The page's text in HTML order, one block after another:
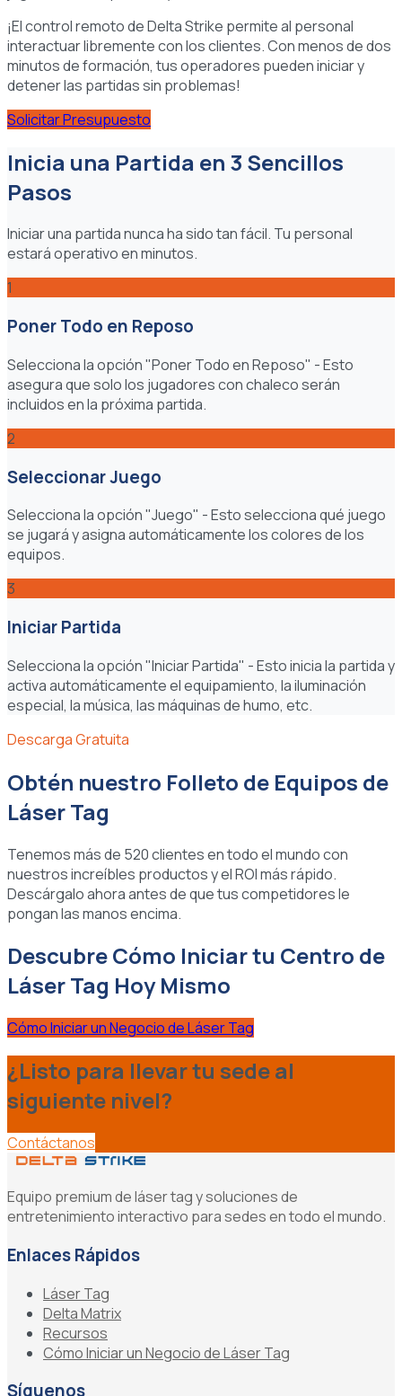
¡El control remoto de Delta Strike permite al personal
interactuar libremente con los clientes. Con menos de dos
minutos de formación, tus operadores pueden iniciar y
detener las partidas sin problemas!
Solicitar Presupuesto
Inicia una Partida en 3 Sencillos
Pasos
Iniciar una partida nunca ha sido tan fácil. Tu personal
estará operativo en minutos.
1
Poner Todo en Reposo
Selecciona la opción "Poner Todo en Reposo" - Esto
asegura que solo los jugadores con chaleco serán
incluidos en la próxima partida.
2
Seleccionar Juego
Selecciona la opción "Juego" - Esto selecciona qué juego
se jugará y asigna automáticamente los colores de los
equipos.
3
Iniciar Partida
Selecciona la opción "Iniciar Partida" - Esto inicia la partida y
activa automáticamente el equipamiento, la iluminación
especial, la música, las máquinas de humo, etc.
Descarga Gratuita
Obtén nuestro Folleto de Equipos de
Láser Tag
Tenemos más de 520 clientes en todo el mundo con
nuestros increíbles productos y el ROI más rápido.
Descárgalo ahora antes de que tus competidores le
pongan las manos encima.
Descubre Cómo Iniciar tu Centro de
Láser Tag Hoy Mismo
Cómo Iniciar un Negocio de Láser Tag
¿Listo para llevar tu sede al
siguiente nivel?
Contáctanos
Equipo premium de láser tag y soluciones de
entretenimiento interactivo para sedes en todo el mundo.
Enlaces Rápidos
Láser Tag
Delta Matrix
Recursos
Cómo Iniciar un Negocio de Láser Tag
Síguenos